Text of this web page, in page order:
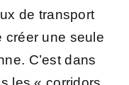
de transport
créer une seule
C’est dans